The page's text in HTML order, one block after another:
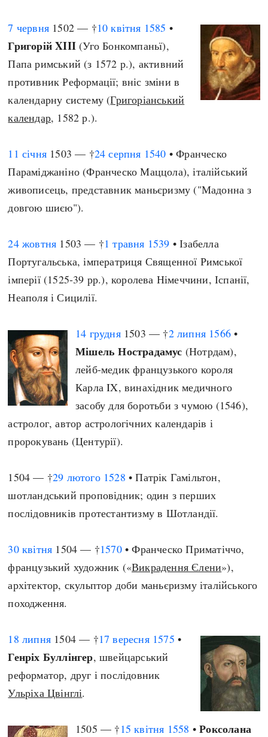
7 червня 1502 — †10 квітня 1585 •
Григорій XIII (Уго Бонкомпаньї),
Папа римський (з 1572 р.), активний
противник Реформації; вніс зміни в
календарну систему (Григоріанський
календар, 1582 р.).
11 січня 1503 — †24 серпня 1540 • Франческо
Параміджаніно (Франческо Маццола), італійський
живописець, представник маньєризму ("Мадонна з
довгою шиєю").
24 жовтня 1503 — †1 травня 1539 • Ізабелла
Португальська, імператриця Священної Римської
імперії (1525-39 рр.), королева Німеччини, Іспанії,
Неаполя і Сицилії.
14 грудня1503 — †2 липня 1566 •
Мішель Нострадамус (Нотрдам),
лейб-медик французького короля
Карла IX, винахідник медичного
засобу для боротьби з чумою (1546),
астролог, автор астрологічних календарів і
пророкувань (Центурії).
1504 — †29 лютого 1528 • Патрік Гамільтон,
шотландський проповідник; один з перших
послідовників протестантизму в Шотландії.
30 квітня 1504 — †1570• Франческо Приматіччо,
французький художник («Викрадення Єлени»),
архітектор, скульптор доби маньєризму італійського
походження.
18 липня 1504 — †17 вересня 1575 •
Генріх Буллінгер, швейцарський
реформатор, друг і послідовник
Ульріха Цвінглі.
1505 — †15 квітня 1558 •Роксолана